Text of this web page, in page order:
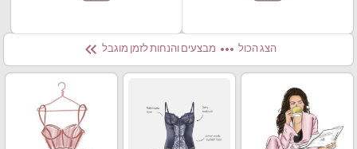
הצג הכול more_horiz מבצעים והנחות לזמן מוגבל keyboard_double_arrow_left